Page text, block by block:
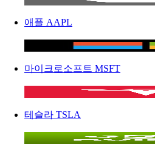
애플 AAPL
마이크로소프트 MSFT
테슬라 TSLA